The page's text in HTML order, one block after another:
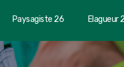
Paysagiste 26 Elagueur